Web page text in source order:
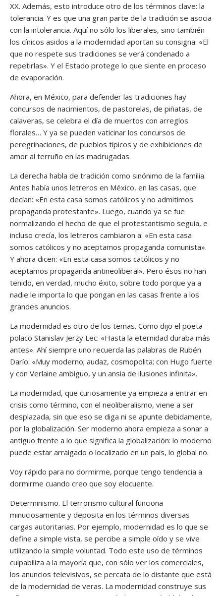
XX. Además, esto introduce otro de los términos clave: la
tolerancia. Y es que una gran parte de la tradición se asocia
con la intolerancia. Aquí no sólo los liberales, sino también
los cínicos asidos a la modernidad aportan su consigna: «El
que no respete sus tradiciones se verá condenado a
repetirlas». Y el Estado protege lo que siente en proceso
de evaporación.
Ahora, en México, para defender las tradiciones hay
concursos de nacimientos, de pastorelas, de piñatas, de
calaveras, se celebra el día de muertos con arreglos
florales… Y ya se pueden vaticinar los concursos de
peregrinaciones, de pueblos típicos y de exhibiciones de
amor al terruño en las madrugadas.
La derecha habla de tradición como sinónimo de la familia.
Antes había unos letreros en México, en las casas, que
decían: «En esta casa somos católicos y no admitimos
propaganda protestante». Luego, cuando ya se fue
normalizando el hecho de que el protestantismo seguía, e
incluso crecía, los letreros cambiaron a: «En esta casa
somos católicos y no aceptamos propaganda comunista».
Y ahora dicen: «En esta casa somos católicos y no
aceptamos propaganda antineoliberal». Pero ésos no han
tenido, en verdad, mucho éxito, sobre todo porque ya a
nadie le importa lo que pongan en las casas frente a los
grandes anuncios.
La modernidad es otro de los temas. Como dijo el poeta
polaco Stanislav Jerzy Lec: «Hasta la eternidad duraba más
antes». Ahí siempre uno recuerda las palabras de Rubén
Darío: «Muy moderno; audaz, cosmopolita; con Hugo fuerte
y con Verlaine ambiguo, y un ansia de ilusiones infinita».
La modernidad, que curiosamente ya empieza a entrar en
crisis como término, con el neoliberalismo, viene a ser
desplazada, sin que eso se diga ni se apunte debidamente,
por la globalización. Ser moderno ahora empieza a sonar a
antiguo frente a lo que significa la globalización: lo moderno
puede estar arraigado o localizado en un país, lo global no.
Voy rápido para no dormirme, porque tengo tendencia a
dormirme cuando creo que soy elocuente.
Determinismo. El terrorismo cultural funciona
minuciosamente y deposita en los términos diversas
cargas autoritarias. Por ejemplo, modernidad es lo que se
define a simple vista, se percibe a simple oído y se vive
utilizando la simple voluntad. Todo este uso de términos
culpabiliza a la mayoría que, con sólo ver los comerciales,
los anuncios televisivos, se percata de lo distante que está
de la modernidad de veras. La modernidad construye sus